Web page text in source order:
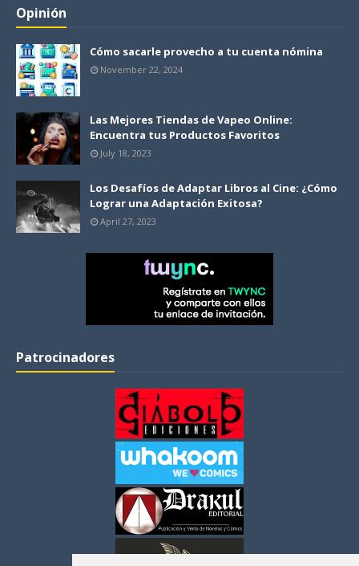
Opinión
Cómo sacarle provecho a tu cuenta nómina
November 22, 2024
Las Mejores Tiendas de Vapeo Online:
Encuentra tus Productos Favoritos
July 18, 2023
Los Desafíos de Adaptar Libros al Cine: ¿Cómo
Lograr una Adaptación Exitosa?
April 27, 2023
Patrocinadores